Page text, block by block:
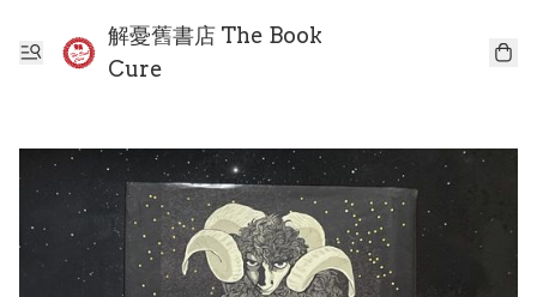
解憂舊書店 The Book
Cure